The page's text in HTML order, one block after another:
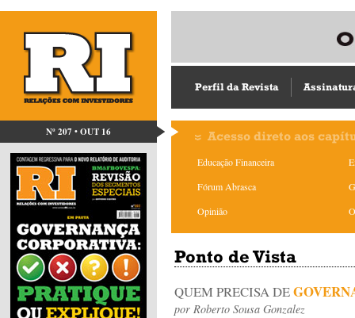
Nº 207 • OUT 16
Perfil da Revista
Acesso direto aos
Educação Financeira
Fórum Abrasca
Opinião
Ponto de Vista
QUEM PRECISA DE
por Roberto Sousa Gonzalez